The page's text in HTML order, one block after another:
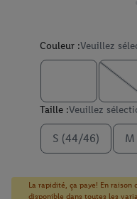
Couleur :Veuillez
Taille :Veuillez
S (44/46)
La rapidité, ça paye! En
disponible dans toutes les